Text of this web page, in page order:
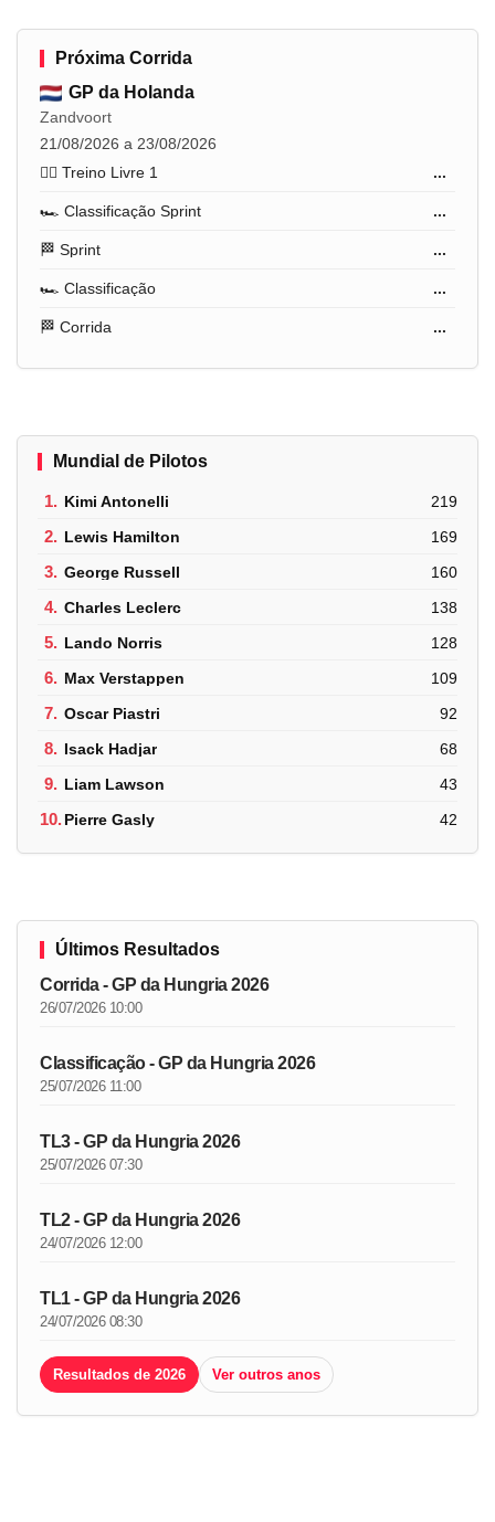
Próxima Corrida
GP da Holanda
Zandvoort
21/08/2026 a 23/08/2026
🏋️‍♂️ Treino Livre 1
...
🏎️ Classificação Sprint ...
🏁 Sprint ...
🏎️ Classificação ...
🏁 Corrida ...
Mundial de Pilotos
1. Kimi Antonelli 219
2. Lewis Hamilton 169
3. George Russell 160
4. Charles Leclerc 138
5. Lando Norris 128
6. Max Verstappen 109
7. Oscar Piastri 92
8. Isack Hadjar 68
9. Liam Lawson 43
10.Pierre Gasly 42
Últimos Resultados
Corrida - GP da Hungria 2026
26/07/2026 10:00
Classificação - GP da Hungria 2026
25/07/2026 11:00
TL3 - GP da Hungria 2026
25/07/2026 07:30
TL2 - GP da Hungria 2026
24/07/2026 12:00
TL1 - GP da Hungria 2026
24/07/2026 08:30
Resultados de 2026 Ver outros anos